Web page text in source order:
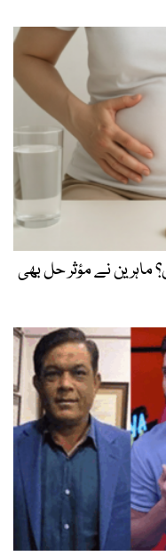
کیا ہیں؟ ماہرین نے مؤثر حل بھی